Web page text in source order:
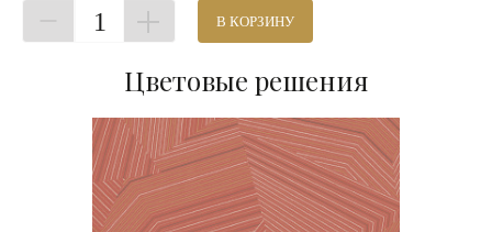
1 В КОРЗИНУ
Цветовые решения